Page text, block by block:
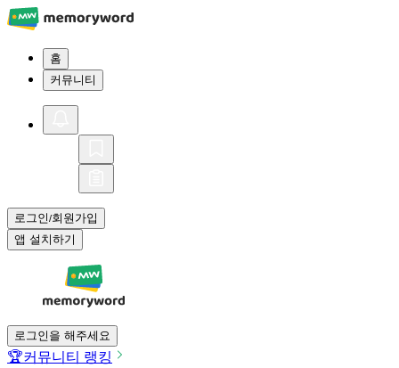
홈
커뮤니티
로그인/회원가입
앱 설치하기
로그인을 해주세요
🏆커뮤니티 랭킹